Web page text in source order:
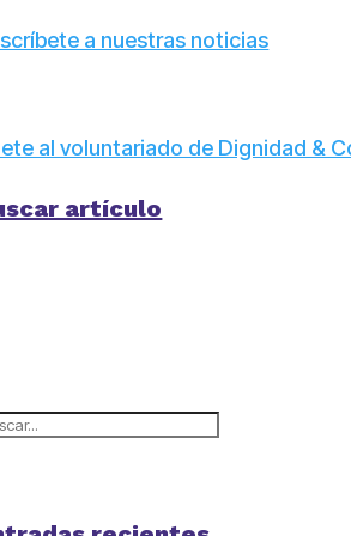
a nuestras noticias
al voluntariado de Dignidad &
artículo